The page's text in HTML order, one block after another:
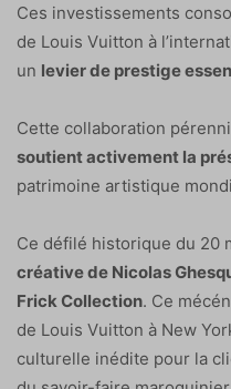
Ces investissements
de Louis Vuitton à
un levier de prestige
Cette collaboration
soutient activement la
patrimoine artistique
Ce défilé historique du 20
créative de Nicolas
Frick Collection. Ce
de Louis Vuitton à New
culturelle inédite pour la